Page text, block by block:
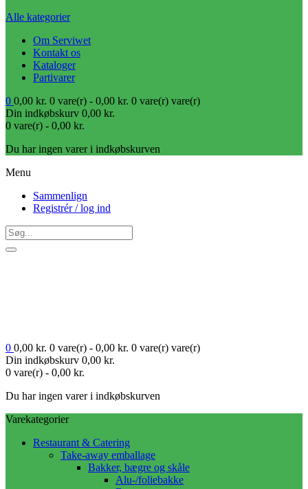
Alle kategorier
Om Serviwet
Kontakt os
Kataloger
Partivarer
0 0,00 kr. 0 vare(r) - 0,00 kr. 0 vare(r) vare(r)
Din indkøbskurv 0,00 kr.
0 vare(r) - 0,00 kr.
Du har ingen varer i indkøbskurven
Menu
Sammenlign
Registrér / log ind
0 0,00 kr. 0 vare(r) - 0,00 kr. 0 vare(r) vare(r)
Din indkøbskurv 0,00 kr.
0 vare(r) - 0,00 kr.
Du har ingen varer i indkøbskurven
Varekategorier
Restaurant & Catering
Take-away emballage
Bakker, bægre og skåle
Alu-/foliebakke